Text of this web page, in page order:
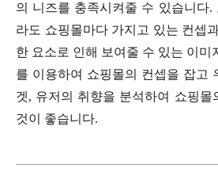
의 니즈를 충족시켜줄 수 있습니다.
라도 쇼핑몰마다 가지고 있는 컨셉
한 요소로 인해 보여줄 수 있는 이미
를 이용하여 쇼핑몰의 컨셉을 잡고
겟, 유저의 취향을 분석하여 쇼핑몰
것이 좋습니다.